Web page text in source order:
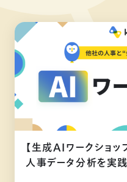
【生成AIワークショ
人事データ分析を実